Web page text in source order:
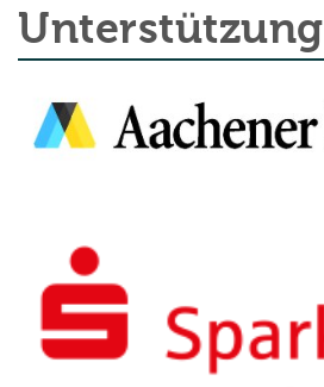
Unterstützung